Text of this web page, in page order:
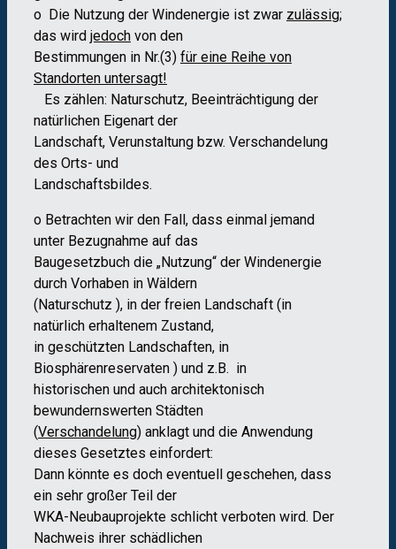
o Die Nutzung der Windenergie ist zwar zulässig;
das wird jedoch von den
Bestimmungen in Nr.(3) für eine Reihe von
Standorten untersagt!
Es zählen: Naturschutz, Beeinträchtigung der
natürlichen Eigenart der
Landschaft, Verunstaltung bzw. Verschandelung
des Orts- und
Landschaftsbildes.
o Betrachten wir den Fall, dass einmal jemand
unter Bezugnahme auf das
Baugesetzbuch die „Nutzung“ der Windenergie
durch Vorhaben in Wäldern
(Naturschutz ), in der freien Landschaft (in
natürlich erhaltenem Zustand,
in geschützten Landschaften, in
Biosphärenreservaten ) und z.B. in
historischen und auch architektonisch
bewundernswerten Städten
(Verschandelung) anklagt und die Anwendung
dieses Gesetztes einfordert:
Dann könnte es doch eventuell geschehen, dass
ein sehr großer Teil der
WKA-Neubauprojekte schlicht verboten wird. Der
Nachweis ihrer schädlichen